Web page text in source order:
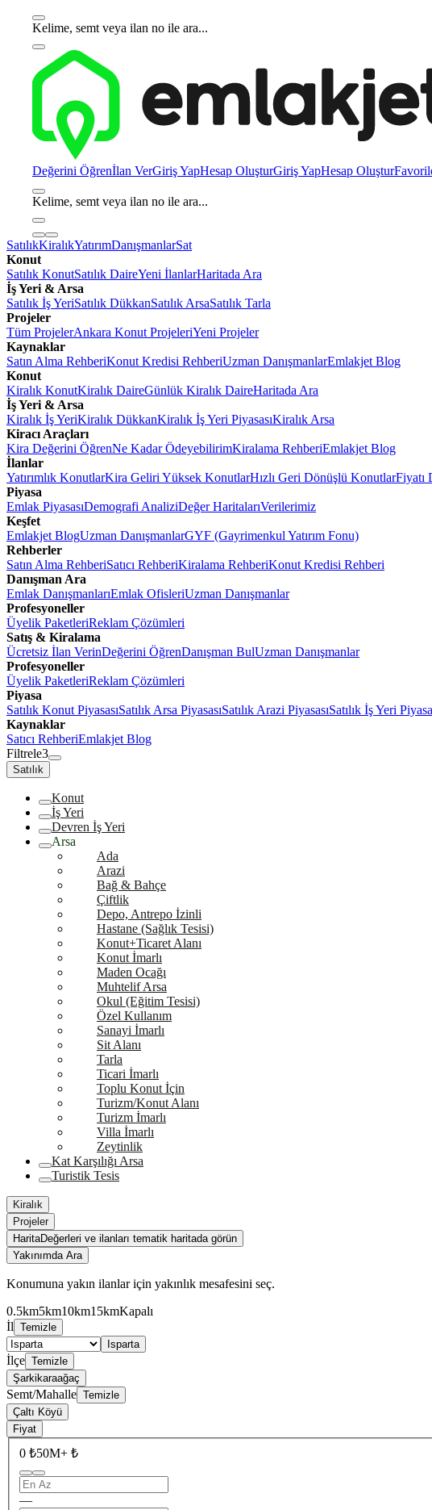
Kelime, semt veya ilan no ile ara...
Değerini Öğrenİlan VerGiriş YapHesap OluşturGiriş YapHesap Oluştur
Kelime, semt veya ilan no ile ara...
SatılıkKiralıkYatırımDanışmanlarSat
Konut
Satılık KonutSatılık DaireYeni İlanlarHaritada Ara
İş Yeri & Arsa
Satılık İş YeriSatılık DükkanSatılık ArsaSatılık Tarla
Projeler
Tüm ProjelerAnkara Konut ProjeleriYeni Projeler
Kaynaklar
Satın Alma RehberiKonut Kredisi RehberiUzman DanışmanlarEmlakjet Blog
Konut
Kiralık KonutKiralık DaireGünlük Kiralık DaireHaritada Ara
İş Yeri & Arsa
Kiralık İş YeriKiralık DükkanKiralık İş Yeri PiyasasıKiralık Arsa
Kiracı Araçları
Kira Değerini ÖğrenNe Kadar ÖdeyebilirimKiralama RehberiEmlakjet Blog
İlanlar
Yatırımlık KonutlarKira Geliri Yüksek KonutlarHızlı Geri Dönüşlü KonutlarFiyatı
Piyasa
Emlak PiyasasıDemografi AnaliziDeğer HaritalarıVerilerimiz
Keşfet
Emlakjet BlogUzman DanışmanlarGYF (Gayrimenkul Yatırım Fonu)
Rehberler
Satın Alma RehberiSatıcı RehberiKiralama RehberiKonut Kredisi Rehberi
Danışman Ara
Emlak DanışmanlarıEmlak OfisleriUzman Danışmanlar
Profesyoneller
Üyelik PaketleriReklam Çözümleri
Satış & Kiralama
Ücretsiz İlan VerinDeğerini ÖğrenDanışman BulUzman Danışmanlar
Profesyoneller
Üyelik PaketleriReklam Çözümleri
Piyasa
Satılık Konut PiyasasıSatılık Arsa PiyasasıSatılık Arazi PiyasasıSatılık İş Yeri
Kaynaklar
Satıcı RehberiEmlakjet Blog
Filtrele3
Satılık
Konut
İş Yeri
Devren İş Yeri
Arsa
Ada
Arazi
Bağ & Bahçe
Çiftlik
Depo, Antrepo İzinli
Hastane (Sağlık Tesisi)
Konut+Ticaret Alanı
Konut İmarlı
Maden Ocağı
Muhtelif Arsa
Okul (Eğitim Tesisi)
Özel Kullanım
Sanayi İmarlı
Sit Alanı
Tarla
Ticari İmarlı
Toplu Konut İçin
Turizm/Konut Alanı
Turizm İmarlı
Villa İmarlı
Zeytinlik
Kat Karşılığı Arsa
Turistik Tesis
Kiralık
Projeler
HaritaDeğerleri ve ilanları tematik haritada görün
Yakınımda Ara
Konumuna yakın ilanlar için yakınlık mesafesini seç.
0.5km5km10km15kmKapalı
İl Temizle
Isparta
İlçe Temizle
Şarkikaraağaç
Semt/Mahalle Temizle
Çaltı Köyü
Fiyat
0 ₺50M+ ₺
—